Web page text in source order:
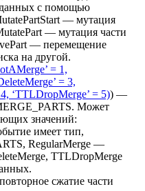
данных с помощью
— мутация
— мутация части
— перемещение
на другой.
= 1,
= 3,
‘TTLDropMerge’ = 5)) —
Может
значений:
имеет тип,
RegularMerge —
TTLDropMerge
сжатие части